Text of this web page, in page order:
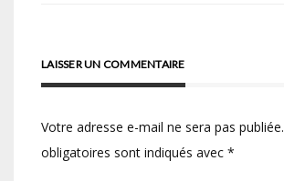
LAISSER UN COMMENTAIRE
Votre adresse e-mail ne sera pas publiée.
obligatoires sont indiqués avec *